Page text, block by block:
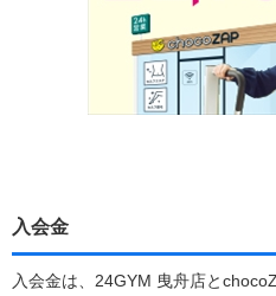
入会金
入会金は、24GYM 曳舟店と